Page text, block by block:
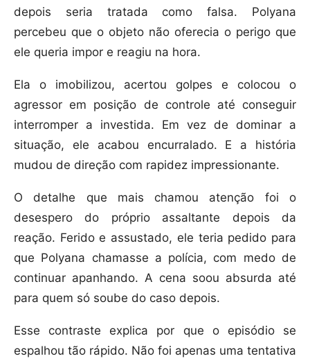
depois seria tratada como falsa. Polyana
percebeu que o objeto não oferecia o perigo que
ele queria impor e reagiu na hora.
Ela o imobilizou, acertou golpes e colocou o
agressor em posição de controle até conseguir
interromper a investida. Em vez de dominar a
situação, ele acabou encurralado. E a história
mudou de direção com rapidez impressionante.
O detalhe que mais chamou atenção foi o
desespero do próprio assaltante depois da
reação. Ferido e assustado, ele teria pedido para
que Polyana chamasse a polícia, com medo de
continuar apanhando. A cena soou absurda até
para quem só soube do caso depois.
Esse contraste explica por que o episódio se
espalhou tão rápido. Não foi apenas uma tentativa